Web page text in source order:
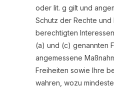
oder lit. g gilt und
Schutz der Rechte
berechtigten
(a) und (c) genannten
angemessene
Freiheiten sowie Ihre
wahren, wozu